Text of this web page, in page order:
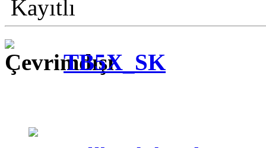
Kayıtlı
TB5X_SK